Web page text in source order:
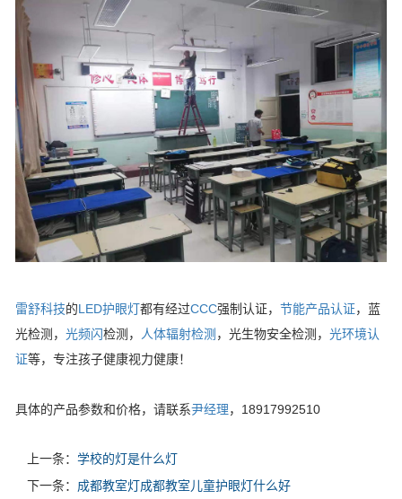
雷舒科技的LED护眼灯都有经过CCC强制认证， 节能产品认证，蓝
光检测， 光频闪检测， 人体辐射检测 ，光生物安全检测， 光环境认
证等，专注孩子健康视力健康！
具体的产品参数和价格，请联系尹经理，18917992510
上一条： 学校的灯是什么灯
下一条： 成都教室灯成都教室儿童护眼灯什么好